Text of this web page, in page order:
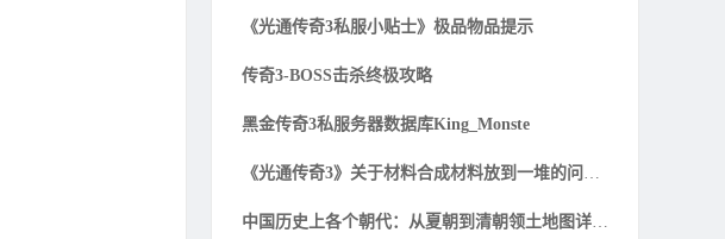
《光通传奇3私服小贴士》极品物品提示
传奇3-BOSS击杀终极攻略
黑金传奇3私服务器数据库King_Monste
《光通传奇3》关于材料合成材料放到一堆的问题解
中国历史上各个朝代：从夏朝到清朝领土地图详细一